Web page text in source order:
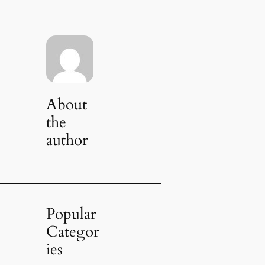
About
the
author
Popular
Categor
ies